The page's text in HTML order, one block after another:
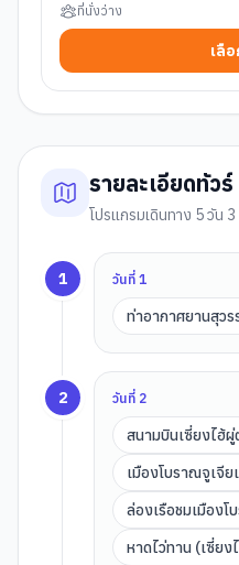
ที่นั่งว่าง
เลื
รายละเอียดทัวร์
โปรแกรมเดินทาง 5 วัน
1 วันที่1
ท่าอากาศยานสุว
2 วันที่ 2
สนามบินเซี่ยงไฮ้ผู่
เมืองโบราณจูเจีย
ล่องเรือชมเมืองโ
หาดไว่ทาน (เซี่ยง